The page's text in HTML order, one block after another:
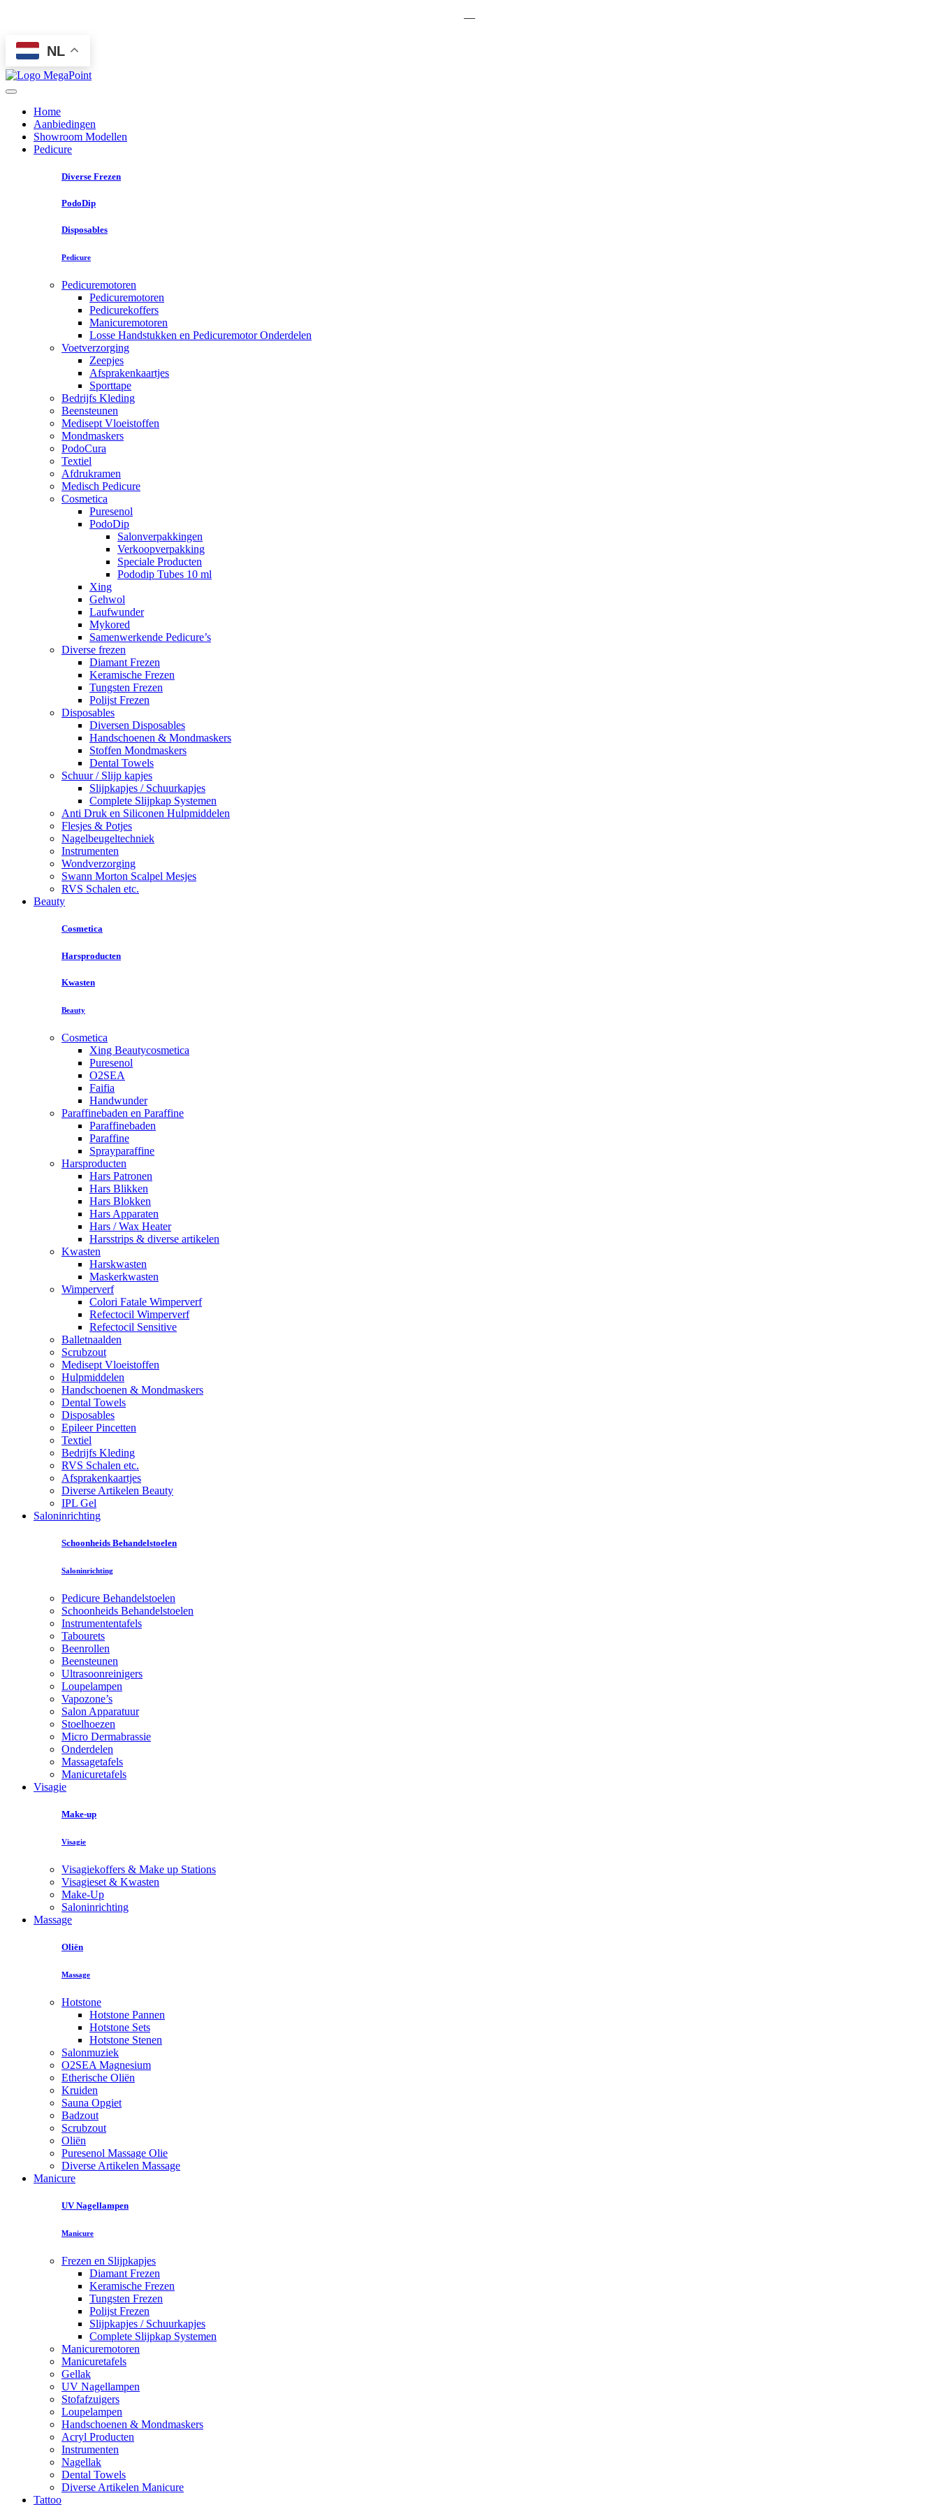
—
NL
Home
Aanbiedingen
Showroom Modellen
Pedicure
Diverse Frezen
PodoDip
Disposables
Pedicure
Pedicuremotoren
Pedicuremotoren
Pedicurekoffers
Manicuremotoren
Losse Handstukken en Pedicuremotor Onderdelen
Voetverzorging
Zeepjes
Afsprakenkaartjes
Sporttape
Bedrijfs Kleding
Beensteunen
Medisept Vloeistoffen
Mondmaskers
PodoCura
Textiel
Afdrukramen
Medisch Pedicure
Cosmetica
Puresenol
PodoDip
Salonverpakkingen
Verkoopverpakking
Speciale Producten
Pododip Tubes 10 ml
Xing
Gehwol
Laufwunder
Mykored
Samenwerkende Pedicure’s
Diverse frezen
Diamant Frezen
Keramische Frezen
Tungsten Frezen
Polijst Frezen
Disposables
Diversen Disposables
Handschoenen & Mondmaskers
Stoffen Mondmaskers
Dental Towels
Schuur / Slijp kapjes
Slijpkapjes / Schuurkapjes
Complete Slijpkap Systemen
Anti Druk en Siliconen Hulpmiddelen
Flesjes & Potjes
Nagelbeugeltechniek
Instrumenten
Wondverzorging
Swann Morton Scalpel Mesjes
RVS Schalen etc.
Beauty
Cosmetica
Harsproducten
Kwasten
Beauty
Cosmetica
Xing Beautycosmetica
Puresenol
O2SEA
Faifia
Handwunder
Paraffinebaden en Paraffine
Paraffinebaden
Paraffine
Sprayparaffine
Harsproducten
Hars Patronen
Hars Blikken
Hars Blokken
Hars Apparaten
Hars / Wax Heater
Harsstrips & diverse artikelen
Kwasten
Harskwasten
Maskerkwasten
Wimperverf
Colori Fatale Wimperverf
Refectocil Wimperverf
Refectocil Sensitive
Balletnaalden
Scrubzout
Medisept Vloeistoffen
Hulpmiddelen
Handschoenen & Mondmaskers
Dental Towels
Disposables
Epileer Pincetten
Textiel
Bedrijfs Kleding
RVS Schalen etc.
Afsprakenkaartjes
Diverse Artikelen Beauty
IPL Gel
Saloninrichting
Schoonheids Behandelstoelen
Saloninrichting
Pedicure Behandelstoelen
Schoonheids Behandelstoelen
Instrumententafels
Tabourets
Beenrollen
Beensteunen
Ultrasoonreinigers
Loupelampen
Vapozone’s
Salon Apparatuur
Stoelhoezen
Micro Dermabrassie
Onderdelen
Massagetafels
Manicuretafels
Visagie
Make-up
Visagie
Visagiekoffers & Make up Stations
Visagieset & Kwasten
Make-Up
Saloninrichting
Massage
Oliën
Massage
Hotstone
Hotstone Pannen
Hotstone Sets
Hotstone Stenen
Salonmuziek
O2SEA Magnesium
Etherische Oliën
Kruiden
Sauna Opgiet
Badzout
Scrubzout
Oliën
Puresenol Massage Olie
Diverse Artikelen Massage
Manicure
UV Nagellampen
Manicure
Frezen en Slijpkapjes
Diamant Frezen
Keramische Frezen
Tungsten Frezen
Polijst Frezen
Slijpkapjes / Schuurkapjes
Complete Slijpkap Systemen
Manicuremotoren
Manicuretafels
Gellak
UV Nagellampen
Stofafzuigers
Loupelampen
Handschoenen & Mondmaskers
Acryl Producten
Instrumenten
Nagellak
Dental Towels
Diverse Artikelen Manicure
Tattoo